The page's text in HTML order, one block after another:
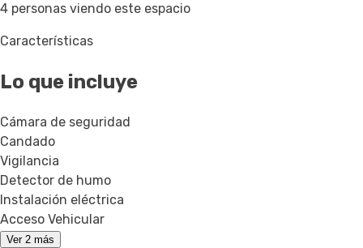
4 personas viendo este espacio
Características
Lo que incluye
Cámara de seguridad
Candado
Vigilancia
Detector de humo
Instalación eléctrica
Acceso Vehicular
Ver 2 más